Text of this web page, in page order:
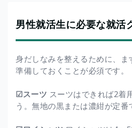
男性就活生に必要な就活
身だしなみを整えるために、ま
準備しておくことが必須です。
☑スーツ スーツはできれば2着
う。無地の黒または濃紺が定番